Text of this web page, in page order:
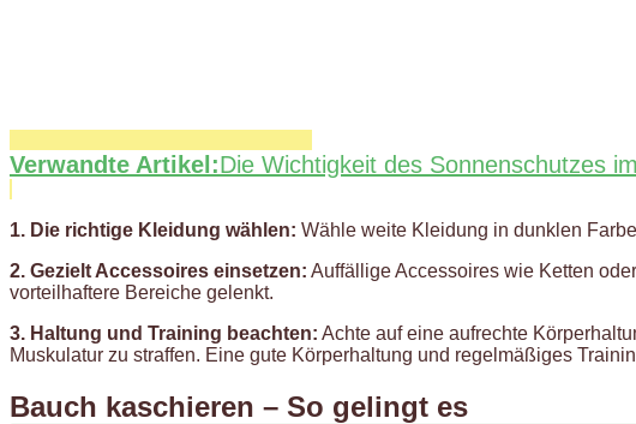
Verwandte Artikel:Die Wichtigkeit des Sonnenschutzes
1. Die richtige Kleidung wählen: Wähle weite Kleidung in dunklen
2. Gezielt Accessoires einsetzen: Auffällige Accessoires wie Ketten
vorteilhaftere Bereiche gelenkt.
3. Haltung und Training beachten: Achte auf eine aufrechte
Muskulatur zu straffen. Eine gute Körperhaltung und regelmäßiges
Bauch kaschieren – So gelingt es